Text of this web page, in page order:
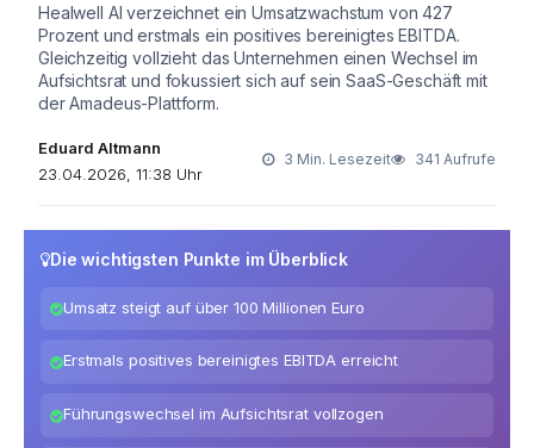
Healwell AI verzeichnet ein Umsatzwachstum von 427
Prozent und erstmals ein positives bereinigtes EBITDA.
Gleichzeitig vollzieht das Unternehmen einen Wechsel im
Aufsichtsrat und fokussiert sich auf sein SaaS-Geschäft mit
der Amadeus-Plattform.
Eduard Altmann
23.04.2026, 11:38 Uhr
3 Min. Lesezeit 341 Aufrufe
Die wichtigsten Punkte im Überblick
Umsatz steigt auf über 100 Millionen Euro
Erstmals positives bereinigtes EBITDA erreicht
Führungswechsel im Aufsichtsrat vollzogen